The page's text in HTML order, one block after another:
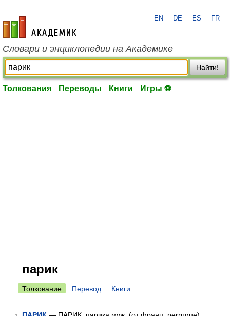
academic.ru
EN DE ES FR
Словари и энциклопедии на Академике
Найти!
Толкования Переводы Книги Игры ⚽
парик
Толкование Перевод Книги